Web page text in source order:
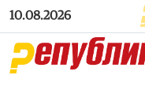
Skip to main content
10.08.2026